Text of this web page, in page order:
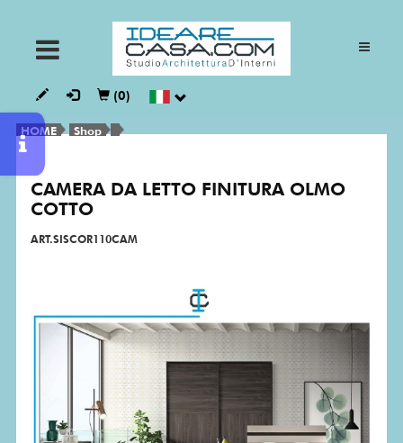
CUCINE
GIORNO
BAGNI
(0)
HOME Shop
CAMERA DA LETTO FINITURA OLMO
COTTO
ART.SISCOR110CAM